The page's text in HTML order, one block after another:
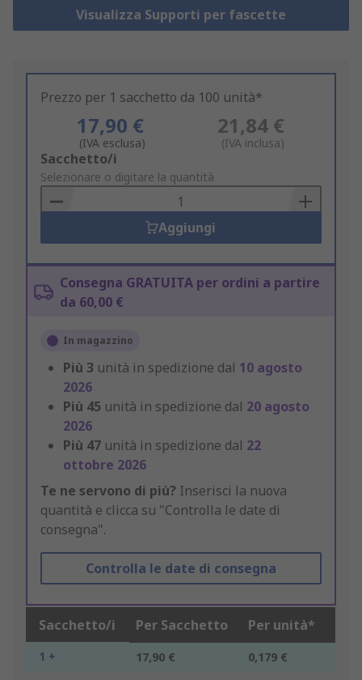
Visualizza Supporti per fascette
Prezzo per 1 sacchetto da 100 unità*
17,90 €
(IVA esclusa)
21,84 €
(IVA inclusa)
Add
to
Basket
Sacchetto/i
Selezionare o digitare la quantità
Aggiungi
Consegna GRATUITA per ordini a partire
da 60,00 €
In magazzino
Più 3 unità in spedizione dal 10 agosto
2026
Più 45 unità in spedizione dal 20 agosto
2026
Più 47 unità in spedizione dal 22
ottobre 2026
Te ne servono di più? Inserisci la nuova
quantità e clicca su "Controlla le date di
consegna".
Controlla le date di consegna
Sacchetto/i Per Sacchetto Per unità*
1 + 17,90 € 0,179 €